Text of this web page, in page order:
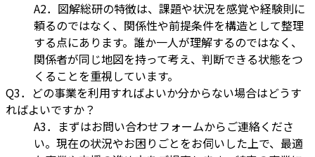
A2．図解総研の特徴は、課題や状況を感覚や経験則に
頼るのではなく、関係性や前提条件を構造として整理
する点にあります。誰か一人が理解するのではなく、
関係者が同じ地図を持って考え、判断できる状態をつ
くることを重視しています。
Q3．どの事業を利用すればよいか分からない場合はどうす
ればよいですか？
A3．まずはお問い合わせフォームからご連絡くださ
い。現在の状況やお困りごとをお伺いした上で、最適